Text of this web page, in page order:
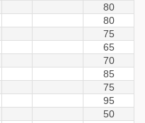
80
80
75
65
70
85
75
95
50